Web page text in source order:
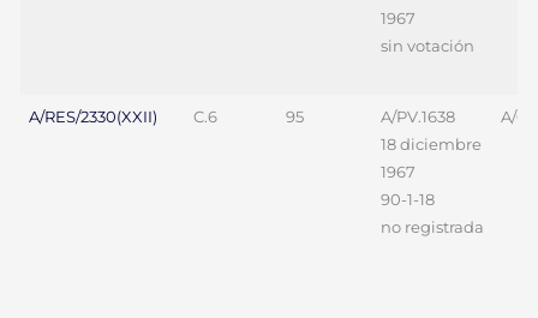
1967
sin votación
A/RES/2330(XXII) C.6 95
A/PV.1638
18 diciembre
1967
90-1-18
no registrada
A/